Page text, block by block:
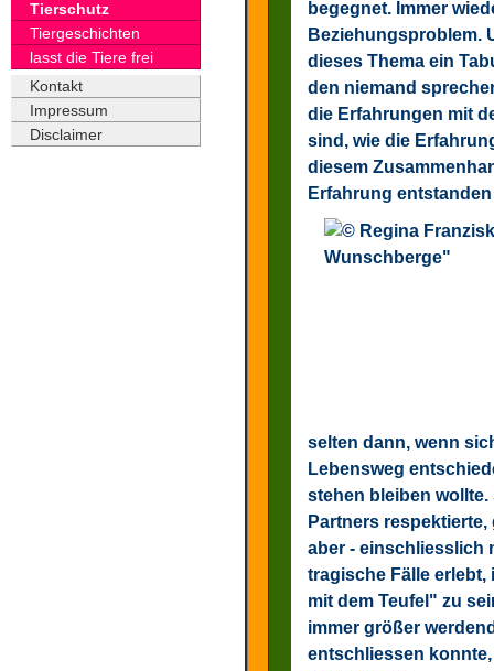
Tierschutz
Tiergeschichten
lasst die Tiere frei
Kontakt
Impressum
Disclaimer
begegnet. Immer
Beziehungsproblem.
dieses Thema ein
den niemand
die Erfahrungen mit
sind, wie die
diesem
Erfahrung
selten dann, wenn
Lebensweg
stehen bleiben wollte.
Partners
aber - einschliesslich
tragische Fälle erlebt,
mit dem Teufel" zu
immer größer
entschliessen